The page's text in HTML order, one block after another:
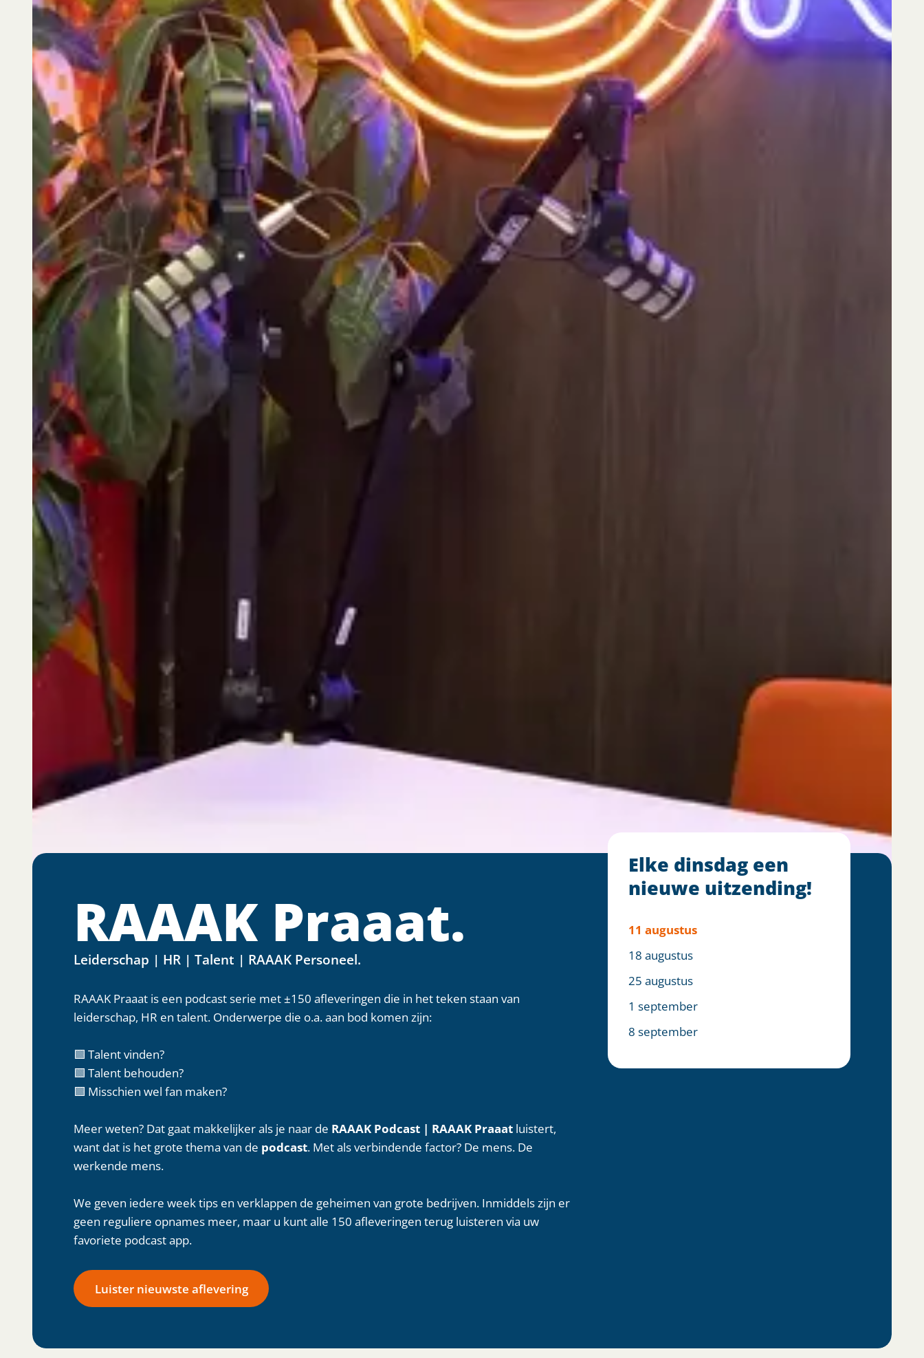
RAAAK Praaat.
Leiderschap | HR | Talent | RAAAK Personeel.
RAAAK Praaat is een podcast serie met ±150 afleveringen die in het teken staan van
leiderschap, HR en talent. Onderwerpe die o.a. aan bod komen zijn:
🟩 Talent vinden?
🟩 Talent behouden?
🟩 Misschien wel fan maken?
Meer weten? Dat gaat makkelijker als je naar de RAAAK Podcast | RAAAK Praaat luistert,
want dat is het grote thema van de podcast. Met als verbindende factor? De mens. De
werkende mens.
We geven iedere week tips en verklappen de geheimen van grote bedrijven. Inmiddels zijn er
geen reguliere opnames meer, maar u kunt alle 150 afleveringen terug luisteren via uw
favoriete podcast app.
Luister nieuwste aflevering
Elke dinsdag een
nieuwe uitzending!
11 augustus
18 augustus
25 augustus
1 september
8 september